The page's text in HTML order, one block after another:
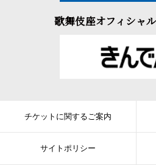
歌舞伎座オフィシャ
チケットに関するご案内
サイトポリシー